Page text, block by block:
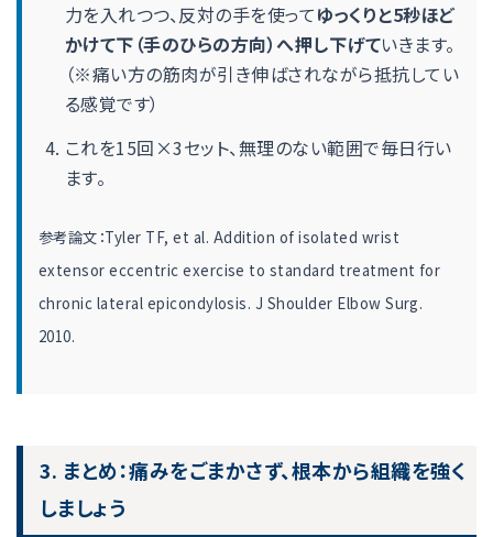
力を入れつつ、反対の手を使ってゆっくりと5秒ほど
かけて下（手のひらの方向）へ押し下げていきます。
（※痛い方の筋肉が引き伸ばされながら抵抗してい
る感覚です）
これを15回×3セット、無理のない範囲で毎日行い
ます。
参考論文：Tyler TF, et al. Addition of isolated wrist
extensor eccentric exercise to standard treatment for
chronic lateral epicondylosis. J Shoulder Elbow Surg.
2010.
3. まとめ：痛みをごまかさず、根本から組織を強く
しましょう